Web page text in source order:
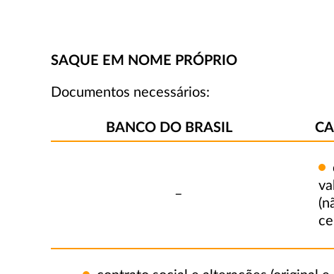
SAQUE EM NOME PRÓPRIO
Documentos necessários:
BANCO DO BRASIL
–